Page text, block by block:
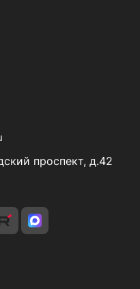
проспект, д.42